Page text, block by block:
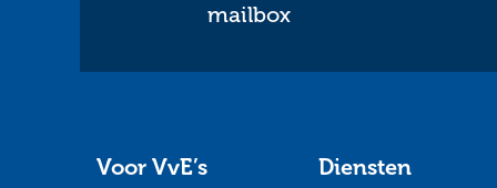
mailbox
Voor VvE’s Diensten